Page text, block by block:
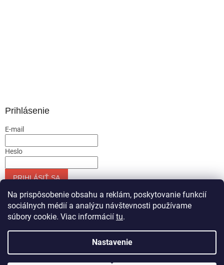
Na prispôsobenie obsahu a reklám, poskytovanie funkcií
sociálnych médií a analýzu návštevnosti používame
súbory cookie. Viac informácií tu.
Nastavenie
Prihlásenie
E-mail
Heslo
PRIHLÁSIŤ SA
Nová registráciaZabudnuté heslo